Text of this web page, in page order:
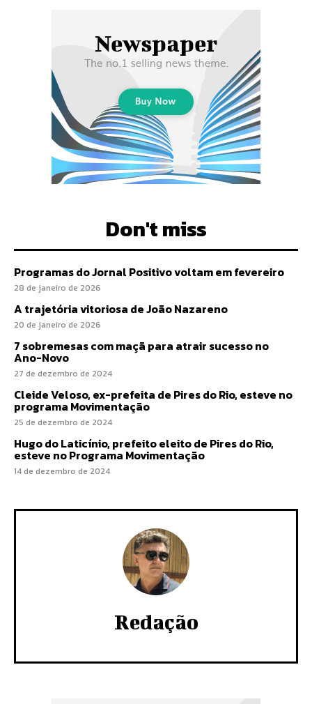
Don't miss
Programas do Jornal Positivo voltam em fevereiro
28 de janeiro de 2026
A trajetória vitoriosa de João Nazareno
20 de janeiro de 2026
7 sobremesas com maçã para atrair sucesso no
Ano-Novo
27 de dezembro de 2024
Cleide Veloso, ex-prefeita de Pires do Rio, esteve no
programa Movimentação
25 de dezembro de 2024
Hugo do Laticínio, prefeito eleito de Pires do Rio,
esteve no Programa Movimentação
14 de dezembro de 2024
Redação